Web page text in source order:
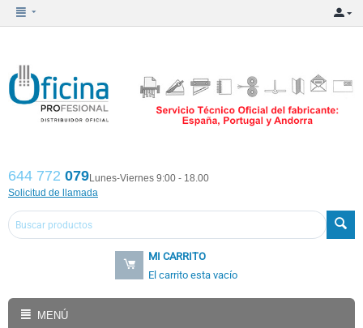
644 772 079Lunes-Viernes 9:00 - 18.00
Solicitud de llamada
MI CARRITO
El carrito esta vacío
MENÚ